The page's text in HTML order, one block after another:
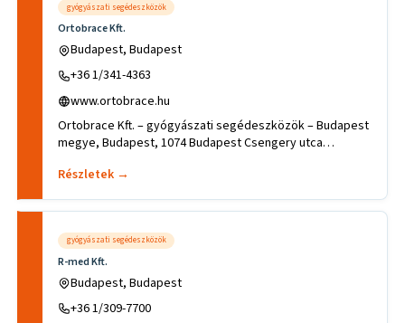
gyógyászati segédeszközök
Ortobrace Kft.
Budapest, Budapest
+36 1/341-4363
www.ortobrace.hu
Ortobrace Kft. – gyógyászati segédeszközök – Budapest
megye, Budapest, 1074 Budapest Csengery utca
Részletek →
gyógyászati segédeszközök
R-med Kft.
Budapest, Budapest
+36 1/309-7700